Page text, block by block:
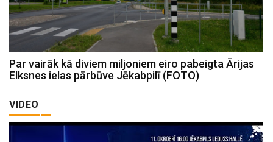
Par vairāk kā diviem miljoniem eiro pabeigta Ārijas
Elksnes ielas pārbūve Jēkabpilī (FOTO)
VIDEO